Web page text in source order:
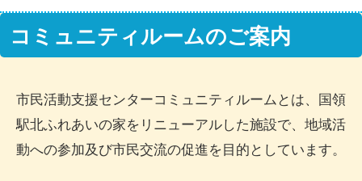
コミュニティルームのご案内
市民活動支援センターコミュニティルームとは、国領
駅北ふれあいの家をリニューアルした施設で、地域活
動への参加及び市民交流の促進を目的としています。